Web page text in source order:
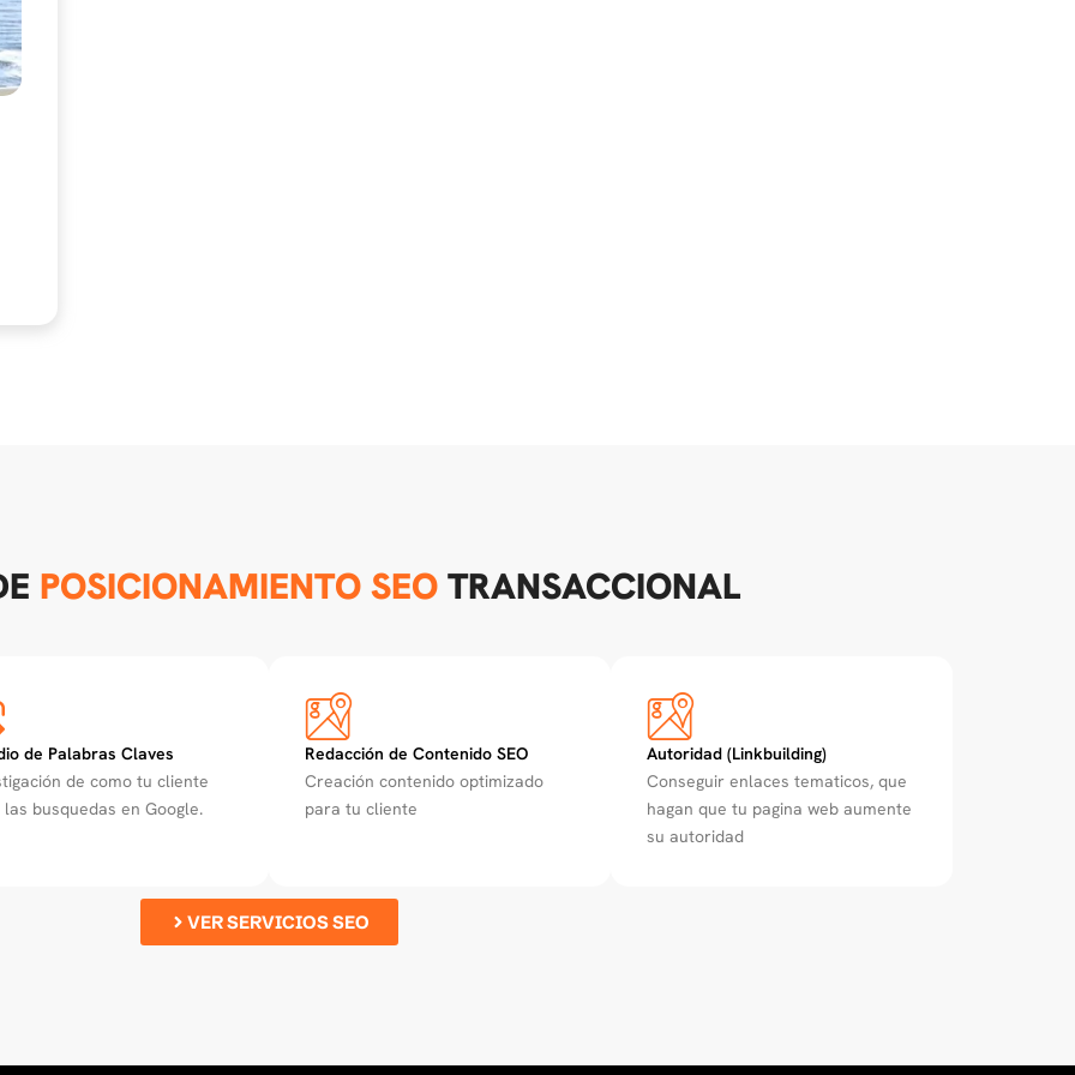
POSICIONAMIENTO SEOTRANSACCIONAL
de Palabras Claves
de como tu cliente
las busquedas en Google.
Redacción de Contenido SEO
Creación contenido optimizado
para tu cliente
Autoridad (Linkbuilding)
Conseguir enlaces tematicos, que
hagan que tu pagina web aumente
su autoridad
VER SERVICIOS SEO